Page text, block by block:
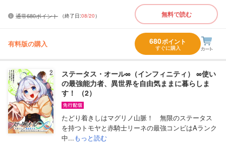
通常680ポイント （終了日:08/20） 無料で読む
有料版の購入 680ポイント
すぐに購入
ステータス・オール∞（インフィニティ） ∞使い
の最強能力者、異世界を自由気ままに暮らしま
す！ （2）
たどり着きしはマグリノ山脈！ 無限のステータス
を持つトモヤと赤騎士リーネの最強コンビはAランク
中...もっと読む